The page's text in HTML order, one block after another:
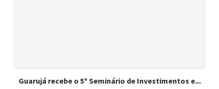
Guarujá recebe o 5º Seminário de Investimentos e...